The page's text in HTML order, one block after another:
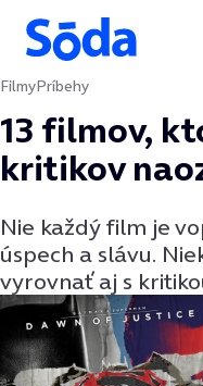
Preskočiť na obsah
FilmyPríbehy
13 filmov,
kritikov
Nie každý film je
úspech a slávu.
vyrovnať aj s